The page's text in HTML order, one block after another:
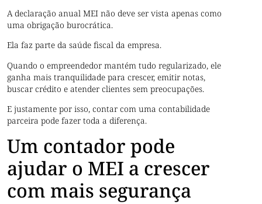
A declaração anual MEI não deve ser vista apenas como
uma obrigação burocrática.
Ela faz parte da saúde fiscal da empresa.
Quando o empreendedor mantém tudo regularizado, ele
ganha mais tranquilidade para crescer, emitir notas,
buscar crédito e atender clientes sem preocupações.
E justamente por isso, contar com uma contabilidade
parceira pode fazer toda a diferença.
Um contador pode
ajudar o MEI a crescer
com mais segurança